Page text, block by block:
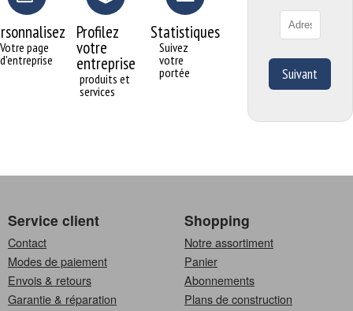
Votre page
d'entreprise
Profilez
votre
entreprise
produits et
services
Statistiques
Suivez
votre
portée
Suivant
Service client
Contact
Modes de paiement
Envois & retours
Garantie & réparation
Shopping
Notre assortiment
Panier
Abonnements
Plans de construction